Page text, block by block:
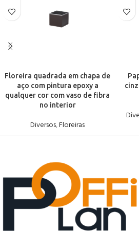
Floreira quadrada em chapa de
aço com pintura epoxy a
qualquer cor com vaso de fibra
no interior
Diversos,Floreiras